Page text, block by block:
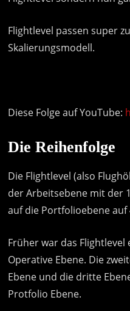
Flightlevel passen super
Skalierungsmodell.
Diese Folge auf YouTube:
Die Reihenfolge
Die Flightlevel (also
der Arbeitsebene mit der
auf die Portfolioebene auf
Früher war das
Operative Ebene. Die
Ebene und die dritte
Protfolio Ebene.